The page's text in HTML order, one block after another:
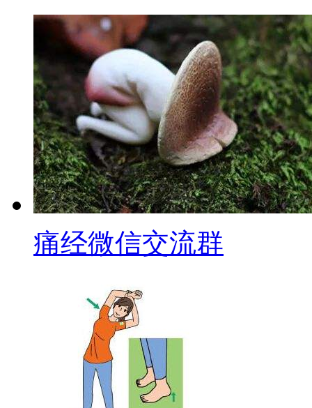
痛经微信交流群